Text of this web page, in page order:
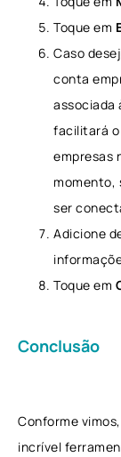
Toque em
Caso
conta
associada
facilitará o
empresas
momento,
ser
Adicione
Toque em
Conclusão
Conforme
incrível